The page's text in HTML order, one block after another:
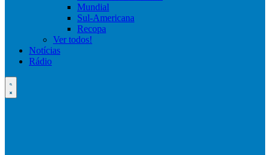
Mundial
Sul-Americana
Recopa
Ver todos!
Notícias
Rádio